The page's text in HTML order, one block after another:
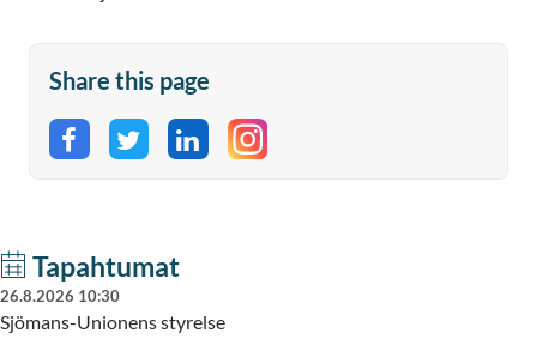
Share this page
Share on Facebook
Share on Twitter
Share on LinkedIn
Tapahtumat
26.8.2026 10:30
Sjömans-Unionens styrelse